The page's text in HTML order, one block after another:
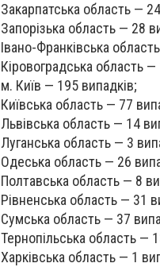
Закарпатська область —
Запорізька область — 28
Івано-Франківська
Кіровоградська область —
м. Київ — 195 випадків;
Київська область — 77
Львівська область — 14
Луганська область — 3
Одеська область — 26
Полтавська область — 8
Рівненська область — 31
Сумська область — 37
Тернопільська область —
Харківська область — 1